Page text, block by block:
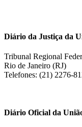
Diário da Justiça da
Tribunal Regional
Rio de Janeiro (RJ)
Telefones: (21) 2276-
Diário Oficial da